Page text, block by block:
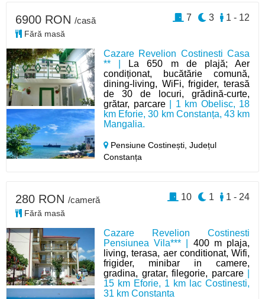
Cazare Revelion Costinesti Casa
** |
La 650 m de plajă; Aer
condiționat, bucătărie comună,
dining-living, WiFi, frigider, terasă
de 30 de locuri, grădină-curte,
grătar, parcare| 1 km Obelisc, 18
km Eforie, 30 km Constanța, 43 km
Mangalia.
Pensiune Costinești,Județul
Constanța
6900 RON /casă
Fără masă
1 - 12
3
7
Cazare Revelion Costinesti
Pensiunea Vila*** | 400 m plaja,
living, terasa, aer conditionat, Wifi,
frigider, minibar in camere,
gradina, gratar, filegorie, parcare|
15 km Eforie, 1 km lac Costinesti,
31 km Constanta
280 RON /cameră
Fără masă
1 - 24
1
10